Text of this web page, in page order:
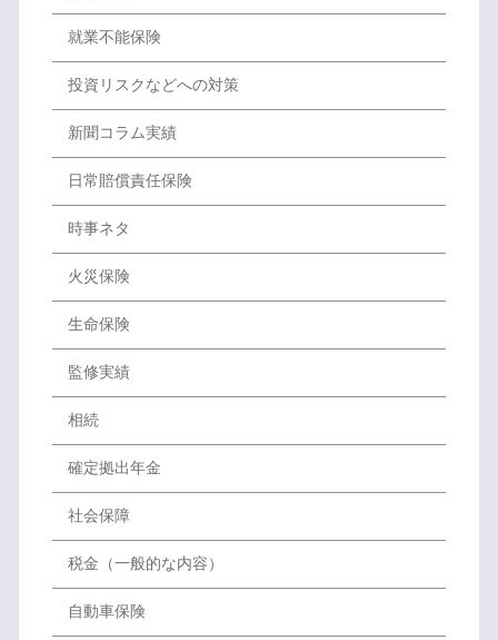
就業不能保険
投資リスクなどへの対策
新聞コラム実績
日常賠償責任保険
時事ネタ
火災保険
生命保険
監修実績
相続
確定拠出年金
社会保障
税金（一般的な内容）
自動車保険